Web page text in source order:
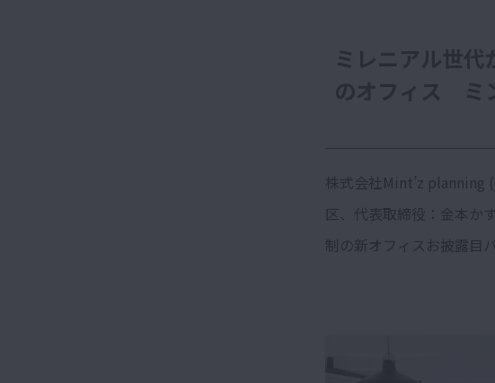
株式会社Mint’z
区、代表取締役：金本か
制の新オフィスお披露目